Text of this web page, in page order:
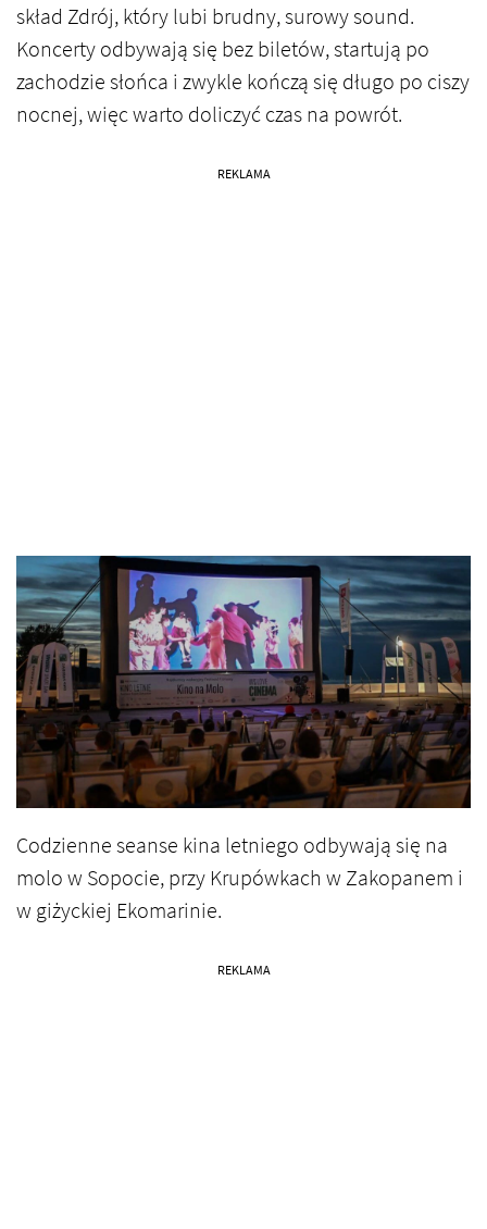
skład Zdrój, który lubi brudny, surowy sound.
Koncerty odbywają się bez biletów, startują po
zachodzie słońca i zwykle kończą się długo po ciszy
nocnej, więc warto doliczyć czas na powrót.
REKLAMA
Codzienne seanse kina letniego odbywają się na
molo w Sopocie, przy Krupówkach w Zakopanem i
w giżyckiej Ekomarinie.
REKLAMA